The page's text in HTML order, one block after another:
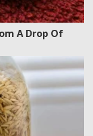
A Drop Of